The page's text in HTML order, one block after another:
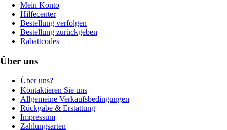
Mein Konto
Hilfecenter
Bestellung verfolgen
Bestellung zurückgeben
Rabattcodes
Über uns
Über uns?
Kontaktieren Sie uns
Allgemeine Verkaufsbedingungen
Rückgabe & Erstattung
Impressum
Zahlungsarten